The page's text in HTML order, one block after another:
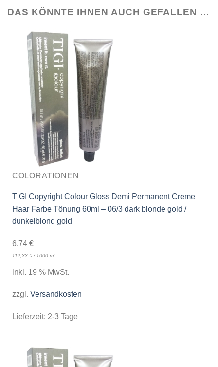
DAS KÖNNTE IHNEN AUCH GEFALLEN …
COLORATIONEN
TIGI Copyright Colour Gloss Demi Permanent Creme
Haar Farbe Tönung 60ml – 06/3 dark blonde gold /
dunkelblond gold
6,74 €
112,33 €/ 1000 ml
inkl. 19 % MwSt.
zzgl. Versandkosten
Lieferzeit: 2-3 Tage